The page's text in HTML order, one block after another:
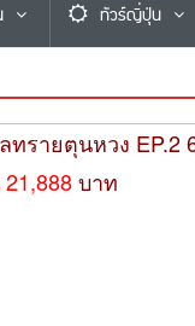
ทัวร์ญี่ปุ่น
ทรายตุนหวง EP.2
21,888บาท